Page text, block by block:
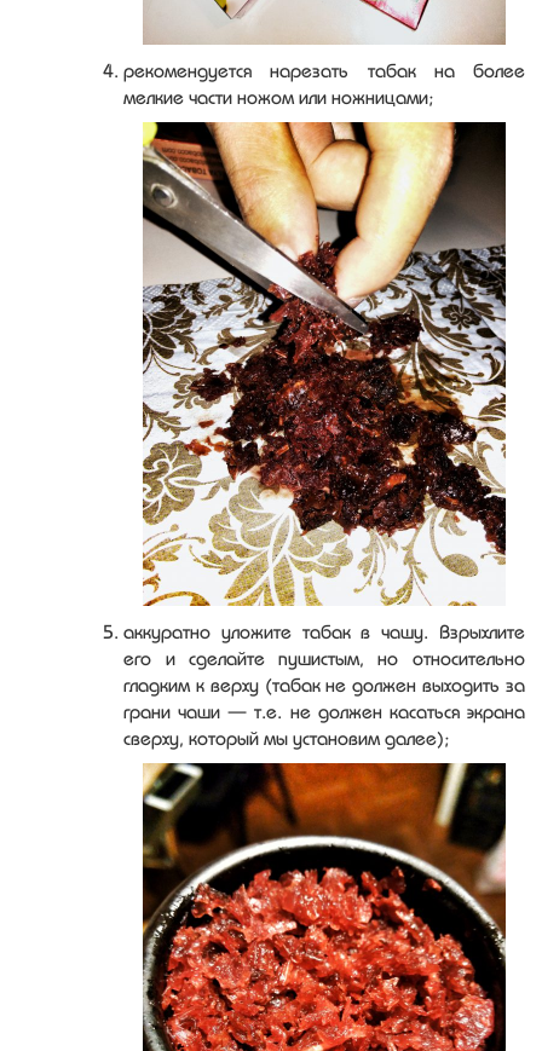
рекомендуется нарезать табак на более
мелкие части ножом или ножницами;
аккуратно уложите табак в чашу. Взрыхлите
его и сделайте пушистым, но относительно
гладким к верху (табак не должен выходить за
грани чаши — т.е. не должен касаться экрана
сверху, который мы установим далее);